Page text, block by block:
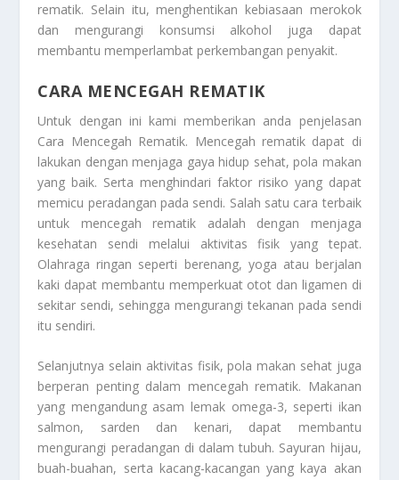
rematik. Selain itu, menghentikan kebiasaan merokok
dan mengurangi konsumsi alkohol juga dapat
membantu memperlambat perkembangan penyakit.
CARA MENCEGAH REMATIK
Untuk dengan ini kami memberikan anda penjelasan
Cara Mencegah Rematik. Mencegah rematik dapat di
lakukan dengan menjaga gaya hidup sehat, pola makan
yang baik. Serta menghindari faktor risiko yang dapat
memicu peradangan pada sendi. Salah satu cara terbaik
untuk mencegah rematik adalah dengan menjaga
kesehatan sendi melalui aktivitas fisik yang tepat.
Olahraga ringan seperti berenang, yoga atau berjalan
kaki dapat membantu memperkuat otot dan ligamen di
sekitar sendi, sehingga mengurangi tekanan pada sendi
itu sendiri.
Selanjutnya selain aktivitas fisik, pola makan sehat juga
berperan penting dalam mencegah rematik. Makanan
yang mengandung asam lemak omega-3, seperti ikan
salmon, sarden dan kenari, dapat membantu
mengurangi peradangan di dalam tubuh. Sayuran hijau,
buah-buahan, serta kacang-kacangan yang kaya akan